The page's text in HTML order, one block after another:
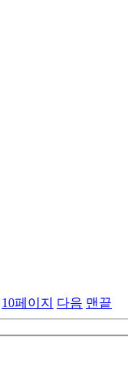
10페이지 다음 맨끝